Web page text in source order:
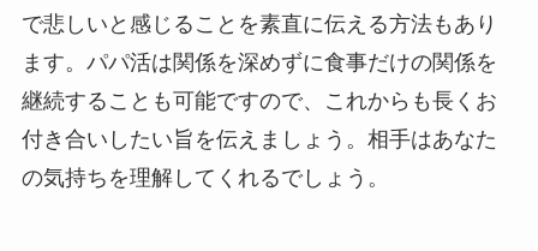
で悲しいと感じることを素直に伝える方法もあり
ます。パパ活は関係を深めずに食事だけの関係を
継続することも可能ですので、これからも長くお
付き合いしたい旨を伝えましょう。相手はあなた
の気持ちを理解してくれるでしょう。